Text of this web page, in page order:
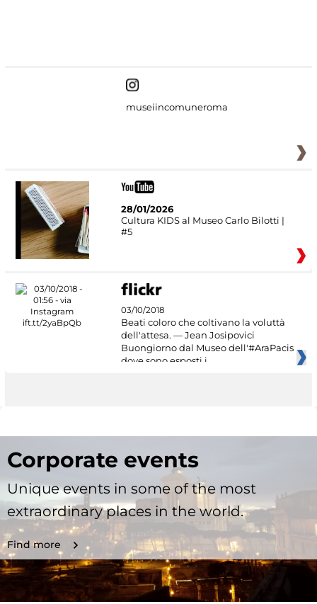
museiincomuneroma
28/01/2026
Cultura KIDS al Museo Carlo Bilotti |
#5
03/10/2018
Beati coloro che coltivano la voluttà
dell'attesa. — Jean Josipovici
Buongiorno dal Museo dell'#AraPacis
dove sono esposti i
Corporate events
Unique events in some of the most
extraordinary places in the world.
Find more